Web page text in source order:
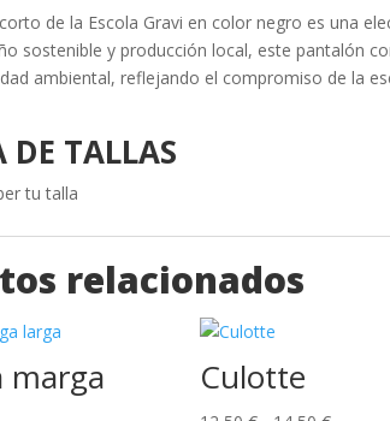
de la Escola Gravi en color negro es una
sostenible y producción local, este pantalón
ambiental, reflejando el compromiso de la
DE TALLAS
relacionados
marga Culotte